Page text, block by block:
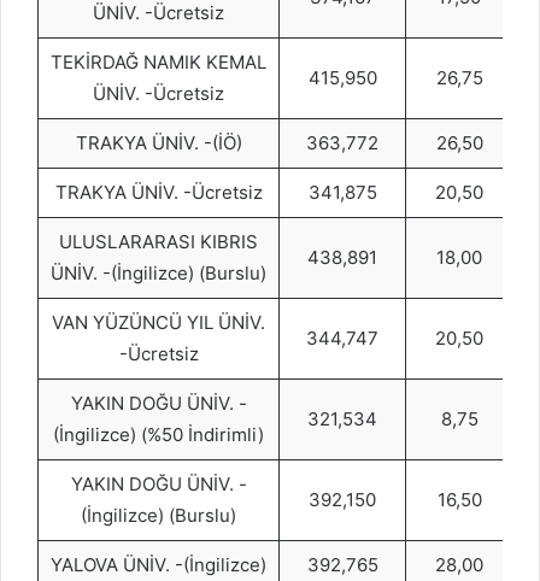
ÜNİV. -Ücretsiz
TEKİRDAĞ NAMIK KEMAL
ÜNİV. -Ücretsiz
415,950 26,75
TRAKYA ÜNİV. -(İÖ) 363,772 26,50
TRAKYA ÜNİV. -Ücretsiz 341,875 20,50
ULUSLARARASI KIBRIS
ÜNİV. -(İngilizce) (Burslu)
438,891 18,00
VAN YÜZÜNCÜ YIL ÜNİV.
-Ücretsiz
344,747 20,50
YAKIN DOĞU ÜNİV. -
(İngilizce) (%50 İndirimli)
321,534 8,75
YAKIN DOĞU ÜNİV. -
(İngilizce) (Burslu)
392,150 16,50
YALOVA ÜNİV. -(İngilizce) 392,765 28,00